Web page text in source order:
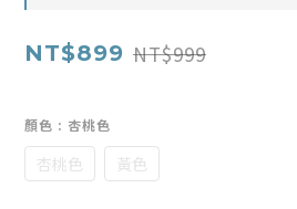
NT$899 NT$999
顏色 : 杏桃色
杏桃色 黃色